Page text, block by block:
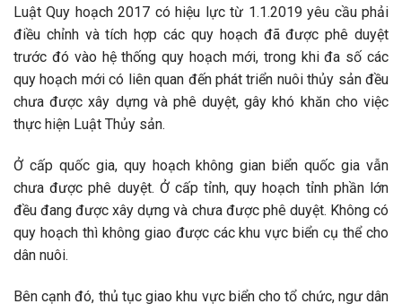
Luật Quy hoạch 2017 có hiệu lực từ 1.1.2019 yêu cầu phải
điều chỉnh và tích hợp các quy hoạch đã được phê duyệt
trước đó vào hệ thống quy hoạch mới, trong khi đa số các
quy hoạch mới có liên quan đến phát triển nuôi thủy sản đều
chưa được xây dựng và phê duyệt, gây khó khăn cho việc
thực hiện Luật Thủy sản.
Ở cấp quốc gia, quy hoạch không gian biển quốc gia vẫn
chưa được phê duyệt. Ở cấp tỉnh, quy hoạch tỉnh phần lớn
đều đang được xây dựng và chưa được phê duyệt. Không có
quy hoạch thì không giao được các khu vực biển cụ thể cho
dân nuôi.
Bên cạnh đó, thủ tục giao khu vực biển cho tổ chức, ngư dân